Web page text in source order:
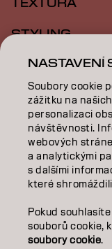
TEXTURA
STYLING
INSPIRACE
VZDĚLÁVÁNÍ
O NÁS
SALON FINDER
STAŇTE SE
NASTAVENÍ
Soubory cookie
zážitku na
personalizaci
návštěvnosti.
webových
a analytickými
s dalšími
které
Pokud
souborů cookie,
soubory cookie.